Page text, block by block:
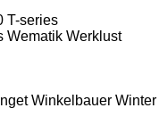
T-series
Wematik Werklust
Winkelbauer Winter